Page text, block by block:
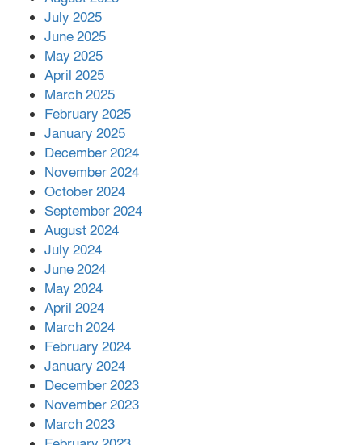
সহায়তা দিলেন সাচিং প্রু জেরী
July 2025
June 2025
May 2025
April 2025
March 2025
February 2025
January 2025
December 2024
November 2024
October 2024
September 2024
August 2024
July 2024
June 2024
May 2024
April 2024
March 2024
February 2024
January 2024
December 2023
November 2023
March 2023